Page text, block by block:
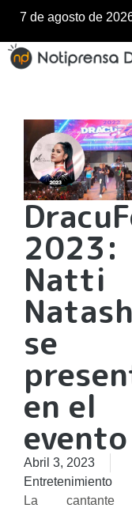
7 de agosto de
2023:
Natti
se
en el
evento
Abril 3, 2023
Entretenimiento
La cantante